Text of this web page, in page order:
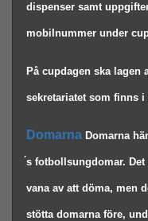
dispenser samt
mobilnummer under
På cupdagen ska lagen
sekretariatet som finns
Domarna Domarna
́s fotbollsungdomar.
vana av att döma, men
stötta domarna före,